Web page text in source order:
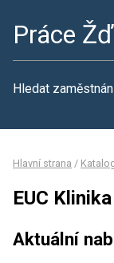
Práce
Hledat
Hlavní strana /
EUC
Aktuální